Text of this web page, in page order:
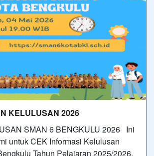
KELULUSAN 2026
SMAN 6 BENGKULU 2026 Ini
untuk CEK Informasi Kelulusan
Tahun Pelajaran 2025/2026,